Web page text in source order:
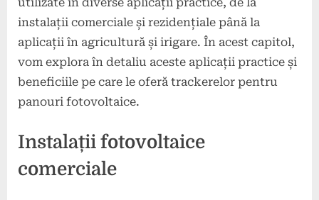
instalații comerciale și rezidențiale până la
aplicații în agricultură și irigare. În acest capitol,
vom explora în detaliu aceste aplicații practice și
beneficiile pe care le oferă trackerelor pentru
panouri fotovoltaice.
Instalații fotovoltaice
comerciale